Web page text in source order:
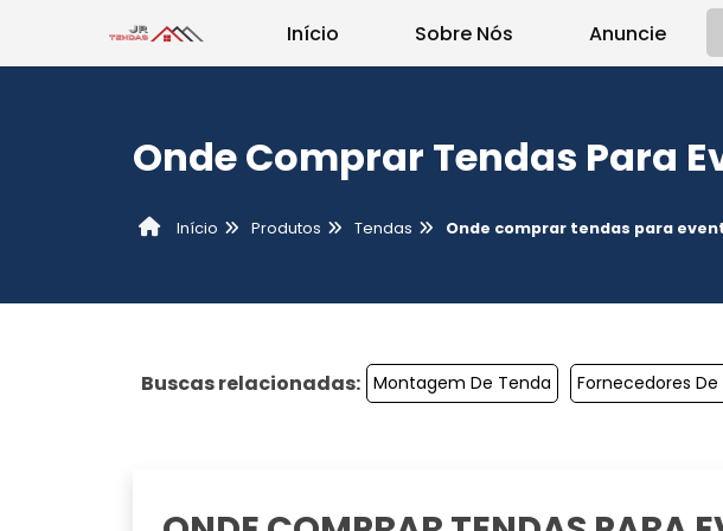
Início Sobre Nós Anuncie
Onde Comprar Tendas Para
Início Produtos Tendas Onde comprar tendas para
Buscas relacionadas: Montagem De Tenda Fornecedores De